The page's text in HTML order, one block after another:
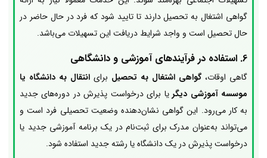
گواهی اشتغال به تحصیل دارند تا تایید شود که فرد در حال حاضر در
حال تحصیل است و واجد شرایط دریافت این تسهیلات می‌باشد.
6. استفاده در فرآیندهای آموزشی و دانشگاهی
گاهی اوقات،گواهی اشتغال به تحصیل برای انتقال به دانشگاه یا
موسسه آموزشی دیگریا برای درخواست پذیرش در دوره‌های جدید
به کار می‌رود. این گواهی نشان‌دهنده وضعیت تحصیلی فرد است و
می‌تواند به‌عنوان مدرک برای ثبت‌نام در یک برنامه آموزشی جدید یا
درخواست پذیرش در یک دانشگاه یا رشته جدید استفاده شود.